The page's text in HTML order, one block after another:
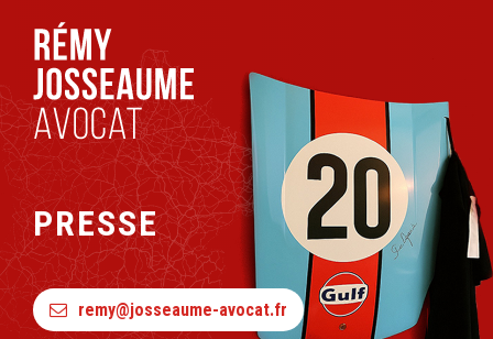
PRESSE
remy@josseaume-avocat.fr